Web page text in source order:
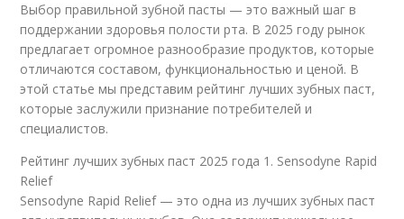
Выбор правильной зубной пасты — это важный шаг в
поддержании здоровья полости рта. В 2025 году рынок
предлагает огромное разнообразие продуктов, которые
отличаются составом, функциональностью и ценой. В
этой статье мы представим рейтинг лучших зубных паст,
которые заслужили признание потребителей и
специалистов.
Рейтинг лучших зубных паст 2025 года 1. Sensodyne Rapid
Relief
Sensodyne Rapid Relief — это одна из лучших зубных паст